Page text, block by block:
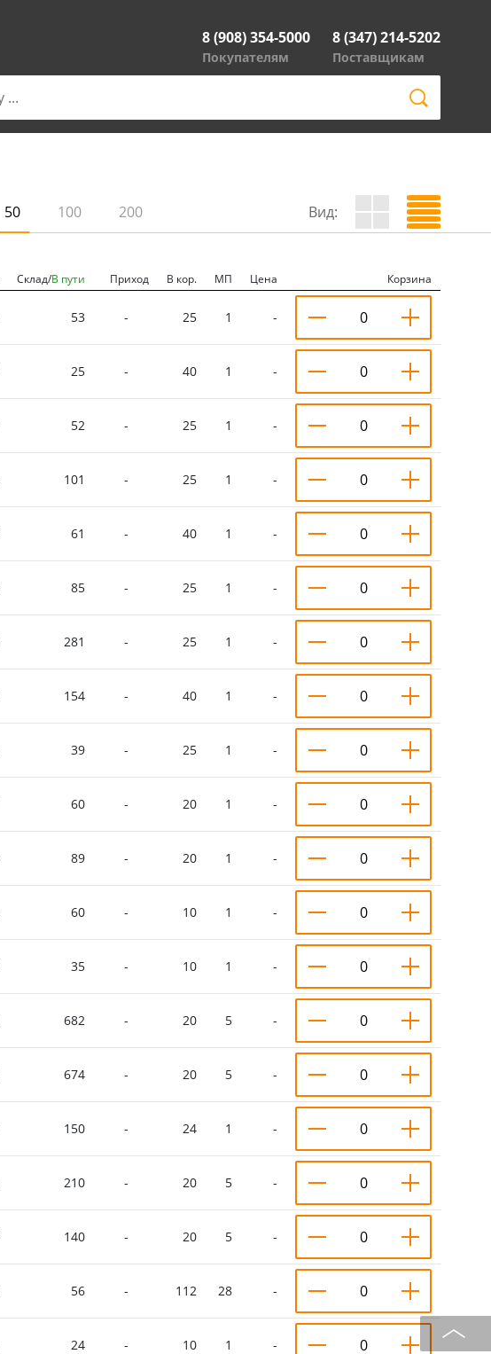
8 (908) 354-5000
Покупателям
8 (347) 214-5202
Поставщикам
50 100 200 Вид:
Склад/В пути Приход В кор. МП Цена Корзина
53 - 25 1 -
25 - 40 1 -
52 - 25 1 -
101 - 25 1 -
61 - 40 1 -
85 - 25 1 -
281 - 25 1 -
154 - 40 1 -
39 - 25 1 -
60 - 20 1 -
89 - 20 1 -
60 - 10 1 -
35 - 10 1 -
682 - 20 5 -
674 - 20 5 -
150 - 24 1 -
210 - 20 5 -
140 - 20 5 -
56 - 112 28 -
24 - 10 1 -